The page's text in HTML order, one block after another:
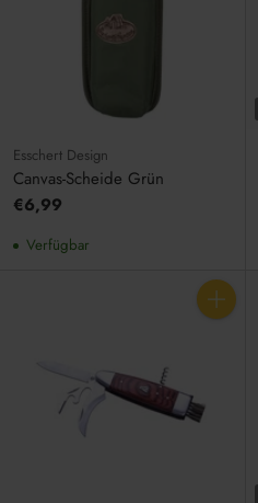
Esschert Design
Canvas-Scheide Grün
€6,99
Verfügbar
Anzahl